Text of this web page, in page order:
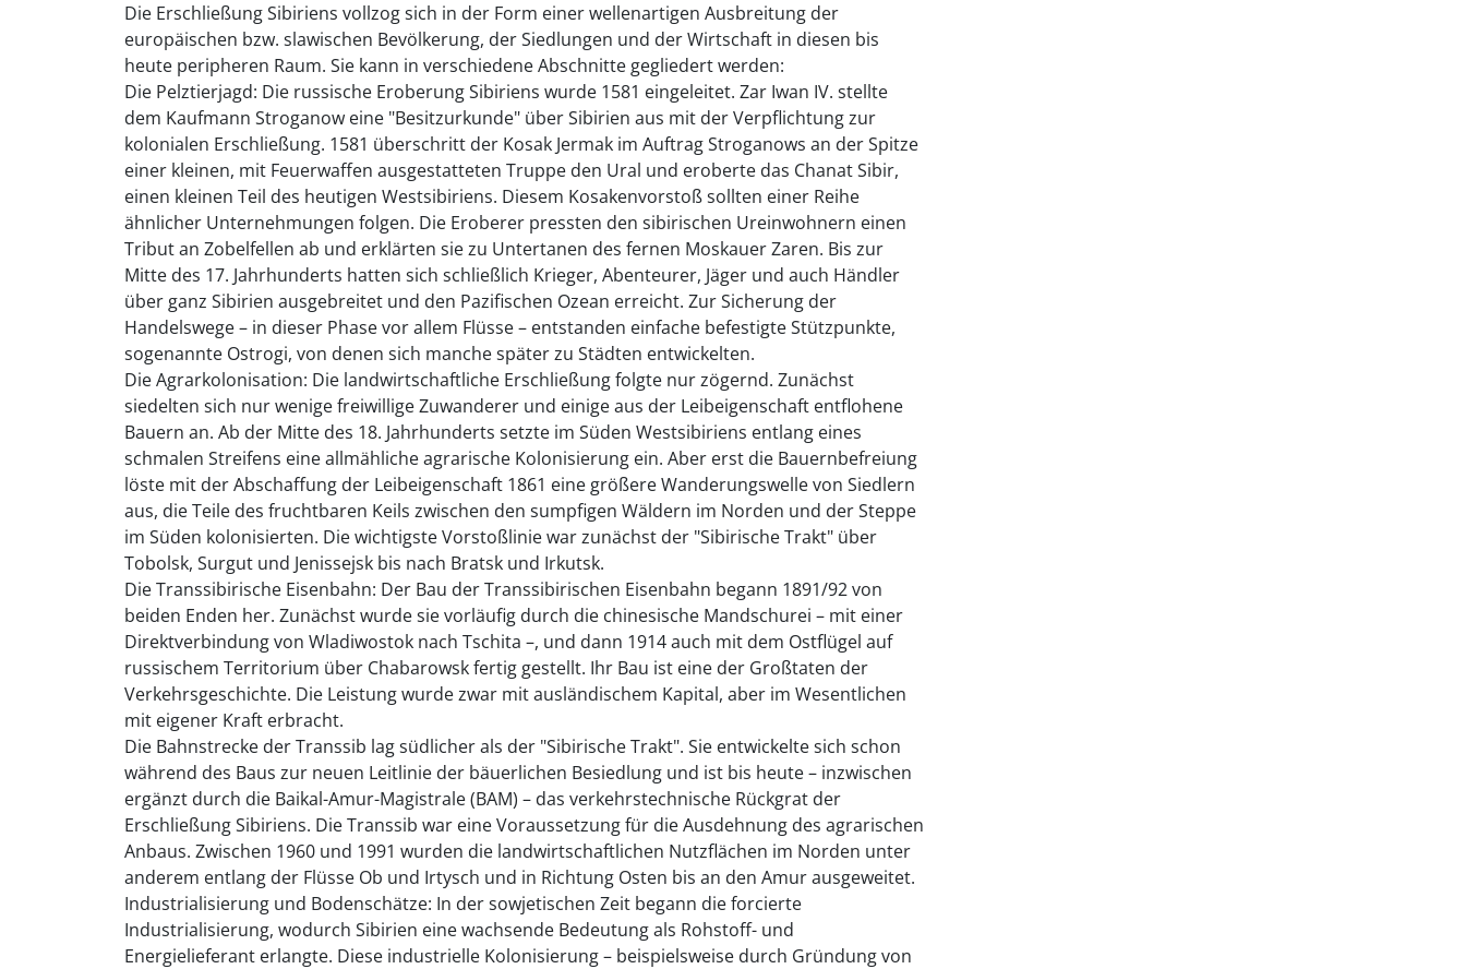
Die Erschließung Sibiriens vollzog sich in der Form einer wellenartigen Ausbreitung der
europäischen bzw. slawischen Bevölkerung, der Siedlungen und der Wirtschaft in diesen bis
heute peripheren Raum. Sie kann in verschiedene Abschnitte gegliedert werden:
Die Pelztierjagd: Die russische Eroberung Sibiriens wurde 1581 eingeleitet. Zar Iwan IV. stellte
dem Kaufmann Stroganow eine "Besitzurkunde" über Sibirien aus mit der Verpflichtung zur
kolonialen Erschließung. 1581 überschritt der Kosak Jermak im Auftrag Stroganows an der Spitze
einer kleinen, mit Feuerwaffen ausgestatteten Truppe den Ural und eroberte das Chanat Sibir,
einen kleinen Teil des heutigen Westsibiriens. Diesem Kosakenvorstoß sollten einer Reihe
ähnlicher Unternehmungen folgen. Die Eroberer pressten den sibirischen Ureinwohnern einen
Tribut an Zobelfellen ab und erklärten sie zu Untertanen des fernen Moskauer Zaren. Bis zur
Mitte des 17. Jahrhunderts hatten sich schließlich Krieger, Abenteurer, Jäger und auch Händler
über ganz Sibirien ausgebreitet und den Pazifischen Ozean erreicht. Zur Sicherung der
Handelswege – in dieser Phase vor allem Flüsse – entstanden einfache befestigte Stützpunkte,
sogenannte Ostrogi, von denen sich manche später zu Städten entwickelten.
Die Agrarkolonisation: Die landwirtschaftliche Erschließung folgte nur zögernd. Zunächst
siedelten sich nur wenige freiwillige Zuwanderer und einige aus der Leibeigenschaft entflohene
Bauern an. Ab der Mitte des 18. Jahrhunderts setzte im Süden Westsibiriens entlang eines
schmalen Streifens eine allmähliche agrarische Kolonisierung ein. Aber erst die Bauernbefreiung
löste mit der Abschaffung der Leibeigenschaft 1861 eine größere Wanderungswelle von Siedlern
aus, die Teile des fruchtbaren Keils zwischen den sumpfigen Wäldern im Norden und der Steppe
im Süden kolonisierten. Die wichtigste Vorstoßlinie war zunächst der "Sibirische Trakt" über
Tobolsk, Surgut und Jenissejsk bis nach Bratsk und Irkutsk.
Die Transsibirische Eisenbahn: Der Bau der Transsibirischen Eisenbahn begann 1891/92 von
beiden Enden her. Zunächst wurde sie vorläufig durch die chinesische Mandschurei – mit einer
Direktverbindung von Wladiwostok nach Tschita –, und dann 1914 auch mit dem Ostflügel auf
russischem Territorium über Chabarowsk fertig gestellt. Ihr Bau ist eine der Großtaten der
Verkehrsgeschichte. Die Leistung wurde zwar mit ausländischem Kapital, aber im Wesentlichen
mit eigener Kraft erbracht.
Die Bahnstrecke der Transsib lag südlicher als der "Sibirische Trakt". Sie entwickelte sich schon
während des Baus zur neuen Leitlinie der bäuerlichen Besiedlung und ist bis heute – inzwischen
ergänzt durch die Baikal-Amur-Magistrale (BAM) – das verkehrstechnische Rückgrat der
Erschließung Sibiriens. Die Transsib war eine Voraussetzung für die Ausdehnung des agrarischen
Anbaus. Zwischen 1960 und 1991 wurden die landwirtschaftlichen Nutzflächen im Norden unter
anderem entlang der Flüsse Ob und Irtysch und in Richtung Osten bis an den Amur ausgeweitet.
Industrialisierung und Bodenschätze: In der sowjetischen Zeit begann die forcierte
Industrialisierung, wodurch Sibirien eine wachsende Bedeutung als Rohstoff- und
Energielieferant erlangte. Diese industrielle Kolonisierung – beispielsweise durch Gründung von